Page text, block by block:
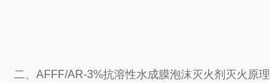
二、AFFF/AR-3%抗溶性水成膜泡沫灭火剂灭火原理